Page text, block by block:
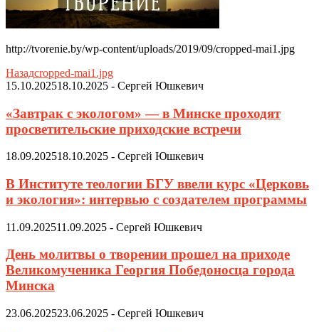
http://tvorenie.by/wp-content/uploads/2019/09/cropped-mai1.jpg
Назадcropped-mai1.jpg
15.10.202518.10.2025 - Сергей Юшкевич
«Завтрак с экологом» — в Минске проходят
просветительские приходские встречи
18.09.202518.10.2025 - Сергей Юшкевич
В Институте теологии БГУ ввели курс «Церковь
и экология»: интервью с создателем программы
11.09.202511.09.2025 - Сергей Юшкевич
День молитвы о творении прошел на приходе
Великомученика Георгия Победоносца города
Минска
23.06.202523.06.2025 - Сергей Юшкевич